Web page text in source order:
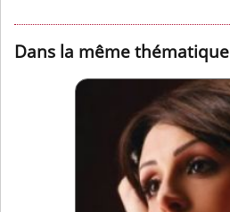
Dans la même thématique